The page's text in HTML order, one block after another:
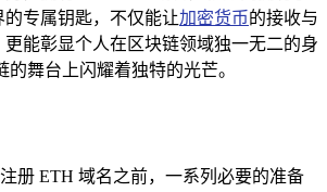
专属钥匙，不仅能让加密货币的接收与
能彰显个人在区块链领域独一无二的身
舞台上闪耀着独特的光芒。
册 ETH 域名之前，一系列必要的准备